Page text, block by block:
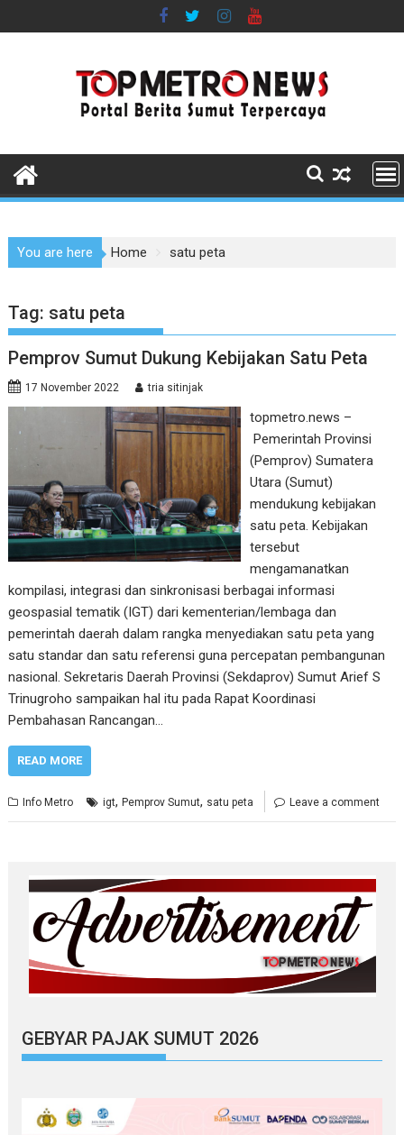
to
You are here Home satu peta
Tag: satu peta
Pemprov Sumut Dukung Kebijakan Satu Peta
17 November 2022 tria sitinjak
topmetro.news –
Pemerintah Provinsi
(Pemprov) Sumatera
Utara (Sumut)
mendukung kebijakan
satu peta. Kebijakan
tersebut
mengamanatkan
kompilasi, integrasi dan sinkronisasi berbagai informasi
geospasial tematik (IGT) dari kementerian/lembaga dan
pemerintah daerah dalam rangka menyediakan satu peta yang
satu standar dan satu referensi guna percepatan pembangunan
nasional. Sekretaris Daerah Provinsi (Sekdaprov) Sumut Arief S
Trinugroho sampaikan hal itu pada Rapat Koordinasi
Pembahasan Rancangan…
READ MORE
Info Metro igt,Pemprov Sumut, satu peta Leave a comment
GEBYAR PAJAK SUMUT 2026